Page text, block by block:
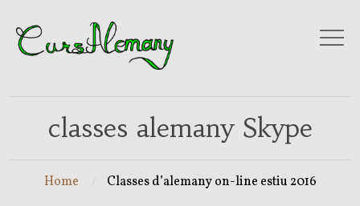
classes alemany Skype
Home Classes d’alemany on-line estiu 2016